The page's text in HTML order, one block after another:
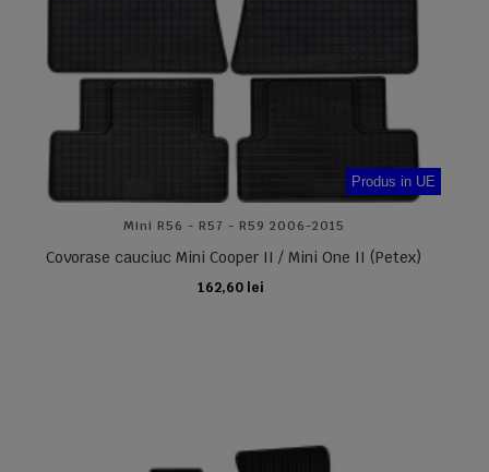
Produs in UE
Mini R56 - R57 - R59 2006-2015
Covorase cauciuc Mini Cooper II / Mini One II (Petex)
162,60 lei
ADAUGA IN COS